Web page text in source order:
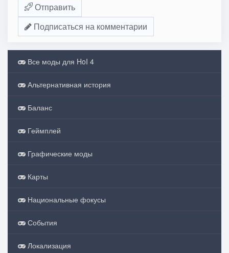
Отправить
Подписаться на комментарии
Все моды для HoI 4
Альтернативная история
Баланс
Геймплей
Графические моды
Карты
Национальные фокусы
События
Локализация